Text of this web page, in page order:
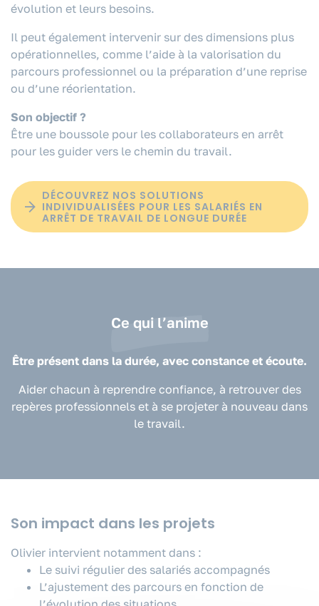
évolution et leurs besoins.
Il peut également intervenir sur des dimensions plus
opérationnelles, comme l’aide à la valorisation du
parcours professionnel ou la préparation d’une reprise
ou d’une réorientation.
Son objectif ?
Être une boussole pour les collaborateurs en arrêt
pour les guider vers le chemin du travail.
DÉCOUVREZ NOS SOLUTIONS
INDIVIDUALISÉES POUR LES SALARIÉS EN
ARRÊT DE TRAVAIL DE LONGUE DURÉE
Ce qui l’anime
Être présent dans la durée, avec constance et écoute.
Aider chacun à reprendre confiance, à retrouver des
repères professionnels et à se projeter à nouveau dans
le travail.
Son impact dans les projets
Olivier intervient notamment dans :
Le suivi régulier des salariés accompagnés
L’ajustement des parcours en fonction de